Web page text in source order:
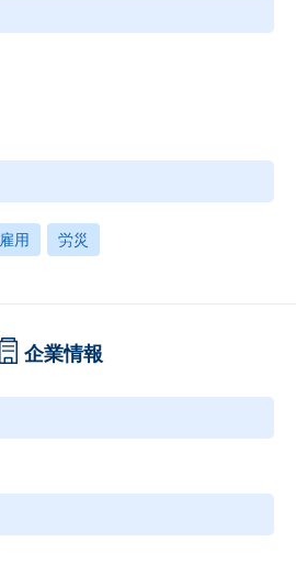
雇用 労災
企業情報